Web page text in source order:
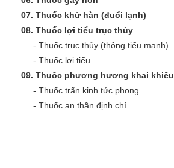
07. Thuốc khử hàn (đuổi lạnh)
08. Thuốc lợi tiểu trục thủy
- Thuốc trục thủy (thông tiểu mạnh)
- Thuốc lợi tiểu
09. Thuốc phương hương khai khiếu
- Thuốc trấn kinh tức phong
- Thuốc an thần định chí